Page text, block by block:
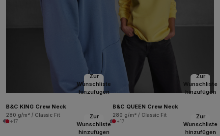
Zur
Wunschliste
hinzufügen
B&C KING Crew Neck
280 g/m² / Classic Fit
+17
Zur
Wunschliste
hinzufügen
B&C QUEEN Crew Neck
280 g/m² / Classic Fit
+17
Zur
Wunschliste
hinzufügen
Zur
Wunschliste
hinzufügen